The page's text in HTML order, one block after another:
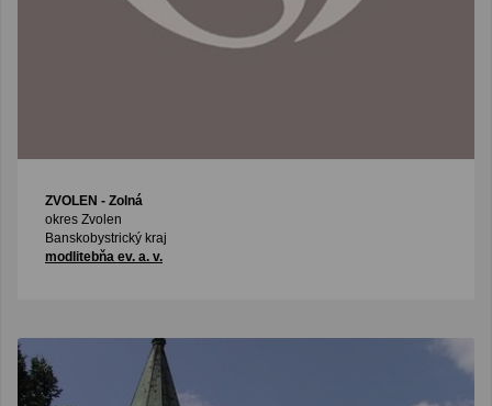
ZVOLEN - Zolná
okres Zvolen
Banskobystrický kraj
modlitebňa ev. a. v.